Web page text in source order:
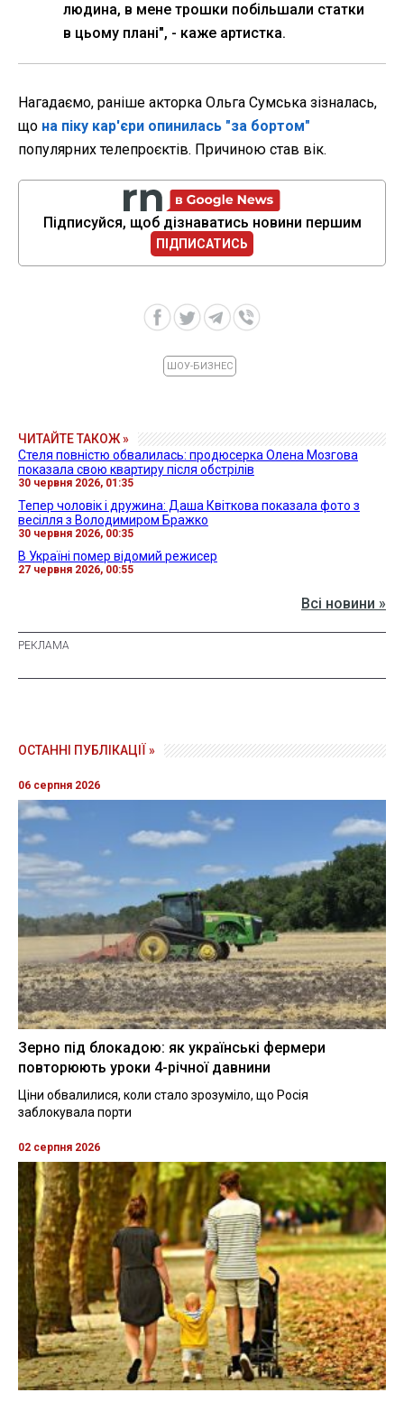
людина, в мене трошки побільшали статки
в цьому плані", - каже артистка.
Нагадаємо, раніше акторка Ольга Сумська зізналась,
що на піку кар'єри опинилась "за бортом"
популярних телепроєктів. Причиною став вік.
Підписуйся, щоб дізнаватись новини першим
ПІДПИСАТИСЬ
ШОУ-БИЗНЕС
ЧИТАЙТЕ ТАКОЖ »
Стеля повністю обвалилась: продюсерка Олена Мозгова
показала свою квартиру після обстрілів
30 червня 2026, 01:35
Тепер чоловік і дружина: Даша Квіткова показала фото з
весілля з Володимиром Бражко
30 червня 2026, 00:35
В Україні помер відомий режисер
27 червня 2026, 00:55
Всі новини »
ОСТАННІ ПУБЛІКАЦІЇ »
06 серпня 2026
Зерно під блокадою: як українські фермери
повторюють уроки 4-річної давнини
Ціни обвалилися, коли стало зрозуміло, що Росія
заблокувала порти
02 серпня 2026